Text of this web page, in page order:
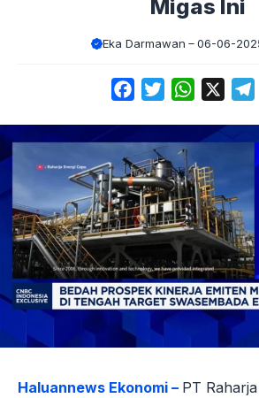
Migas Ini
Eka Darmawan 06-06-
FacebookTwitterWhatsApp
Haluannews Ekonomi – PT